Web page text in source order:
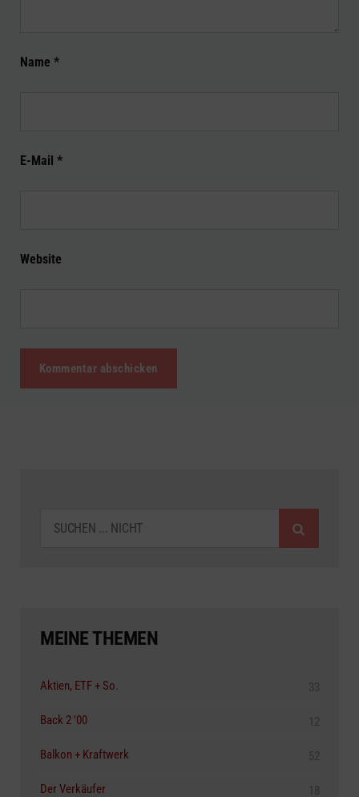
Name *
E-Mail *
Website
MEINE THEMEN
Aktien, ETF + So. 33
Back 2 '00 12
Balkon + Kraftwerk 52
Der Verkäufer 18